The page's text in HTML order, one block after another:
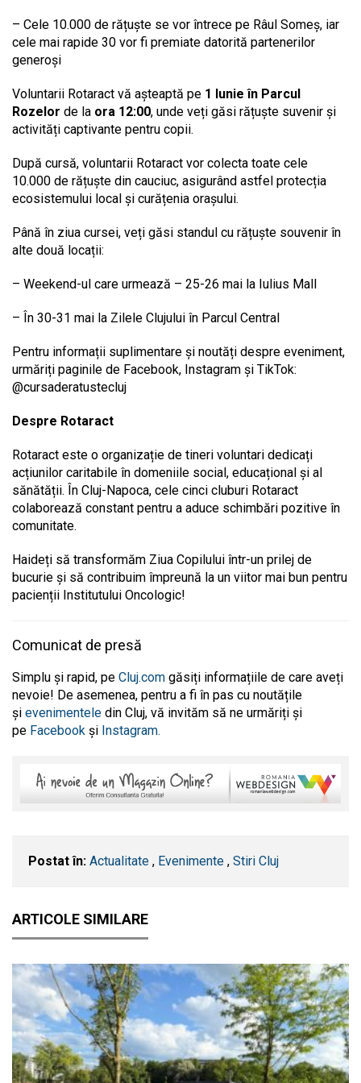
– Cele 10.000 de rățuște se vor întrece pe Râul Someș, iar
cele mai rapide 30 vor fi premiate datorită partenerilor
generoși
Voluntarii Rotaract vă așteaptă pe 1 Iunie în Parcul
Rozelor de la ora 12:00, unde veți găsi rățuște suvenir și
activități captivante pentru copii.
După cursă, voluntarii Rotaract vor colecta toate cele
10.000 de rățuște din cauciuc, asigurând astfel protecția
ecosistemului local și curățenia orașului.
Până în ziua cursei, veți găsi standul cu rățuște souvenir în
alte două locații:
– Weekend-ul care urmează – 25-26 mai la Iulius Mall
– În 30-31 mai la Zilele Clujului în Parcul Central
Pentru informații suplimentare și noutăți despre eveniment,
urmăriți paginile de Facebook, Instagram și TikTok:
@cursaderatustecluj
Despre Rotaract
Rotaract este o organizație de tineri voluntari dedicați
acțiunilor caritabile în domeniile social, educațional și al
sănătății. În Cluj-Napoca, cele cinci cluburi Rotaract
colaborează constant pentru a aduce schimbări pozitive în
comunitate.
Haideți să transformăm Ziua Copilului într-un prilej de
bucurie și să contribuim împreună la un viitor mai bun pentru
pacienții Institutului Oncologic!
Comunicat de presă
Simplu și rapid, pe Cluj.com găsiți informațiile de care aveți
nevoie! De asemenea, pentru a fi în pas cu noutățile
și evenimentele din Cluj, vă invităm să ne urmăriți și
pe Facebook și Instagram.
Postat în: Actualitate , Evenimente , Stiri Cluj
ARTICOLE SIMILARE